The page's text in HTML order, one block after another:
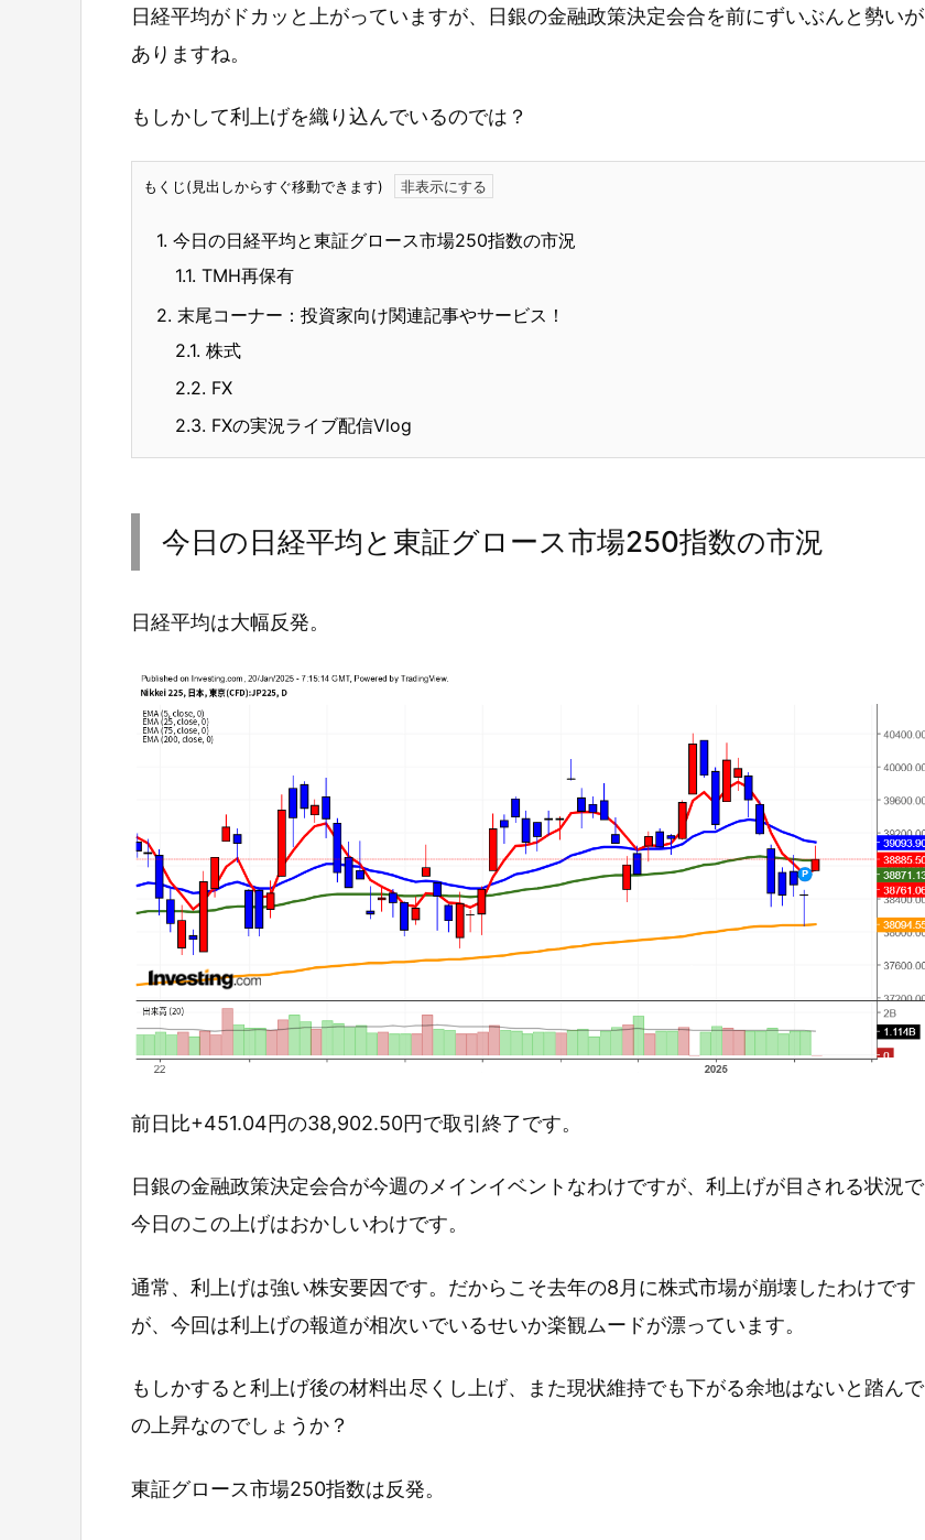
日経平均がドカッと上がっていますが、日銀の金融政策決定会合を前にずいぶんと勢いが
ありますね。
もしかして利上げを織り込んでいるのでは？
もくじ(見出しからすぐ移動できます)
1. 今日の日経平均と東証グロース市場250指数の市況
1.1. TMH再保有
2. 末尾コーナー：投資家向け関連記事やサービス！
2.1. 株式
2.2. FX
2.3. FXの実況ライブ配信Vlog
今日の日経平均と東証グロース市場250指数の市況
日経平均は大幅反発。
前日比+451.04円の38,902.50円で取引終了です。
日銀の金融政策決定会合が今週のメインイベントなわけですが、利上げが目される状況で
今日のこの上げはおかしいわけです。
通常、利上げは強い株安要因です。だからこそ去年の8月に株式市場が崩壊したわけです
が、今回は利上げの報道が相次いでいるせいか楽観ムードが漂っています。
もしかすると利上げ後の材料出尽くし上げ、また現状維持でも下がる余地はないと踏んで
の上昇なのでしょうか？
東証グロース市場250指数は反発。